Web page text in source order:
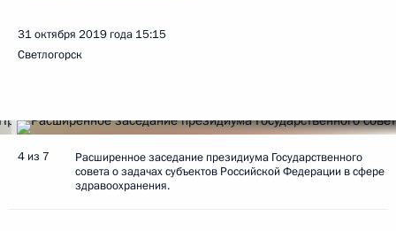
31 октября 2019 года 15:15
Светлогорск
4 из 7
Расширенное заседание президиума Государственного
совета о задачах субъектов Российской Федерации в сфере
здравоохранения.